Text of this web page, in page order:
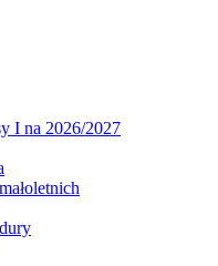
I na 2026/2027